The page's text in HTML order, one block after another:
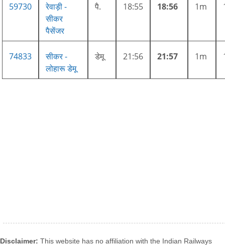
59730
रेवाड़ी -
सीकर
पैसेंजर
पै. 18:55 18:56 1m
74833
सीकर -
लोहारू डेमू
डेमू 21:56 21:57 1m
Disclaimer: This website has no affiliation with the Indian Railways